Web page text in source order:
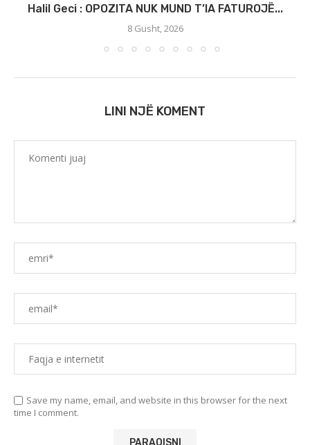
Halil Geci : OPOZITA NUK MUND T’IA FATUROJË...
8 Gusht, 2026
LINI NJË KOMENT
Save my name, email, and website in this browser for the next
time I comment.